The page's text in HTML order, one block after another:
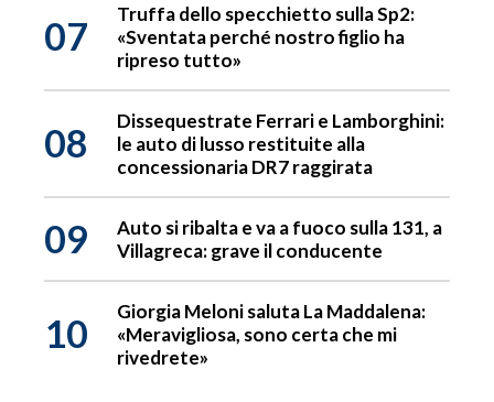
07
Truffa dello specchietto sulla Sp2:
«Sventata perché nostro figlio ha
ripreso tutto»
08
Dissequestrate Ferrari e Lamborghini:
le auto di lusso restituite alla
concessionaria DR7 raggirata
09
Auto si ribalta e va a fuoco sulla 131, a
Villagreca: grave il conducente
10
Giorgia Meloni saluta La Maddalena:
«Meravigliosa, sono certa che mi
rivedrete»